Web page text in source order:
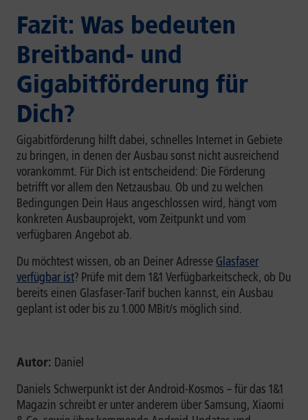
Fazit: Was bedeuten
Breitband- und
Gigabitförderung für
Dich?
Gigabitförderung hilft dabei, schnelles Internet in Gebiete
zu bringen, in denen der Ausbau sonst nicht ausreichend
vorankommt. Für Dich ist entscheidend: Die Förderung
betrifft vor allem den Netzausbau. Ob und zu welchen
Bedingungen Dein Haus angeschlossen wird, hängt vom
konkreten Ausbauprojekt, vom Zeitpunkt und vom
verfügbaren Angebot ab.
Du möchtest wissen, ob an Deiner AdresseGlasfaser
verfügbar ist? Prüfe mit dem 1&1 Verfügbarkeitscheck, ob Du
bereits einen Glasfaser-Tarif buchen kannst, ein Ausbau
geplant ist oder bis zu 1.000 MBit/s möglich sind.
Autor: Daniel
Daniels Schwerpunkt ist der Android-Kosmos – für das 1&1
Magazin schreibt er unter anderem über Samsung, Xiaomi